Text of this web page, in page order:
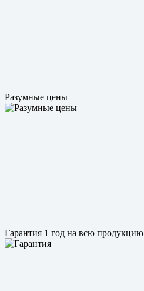
Разумные цены
Гарантия 1 год на всю продукцию